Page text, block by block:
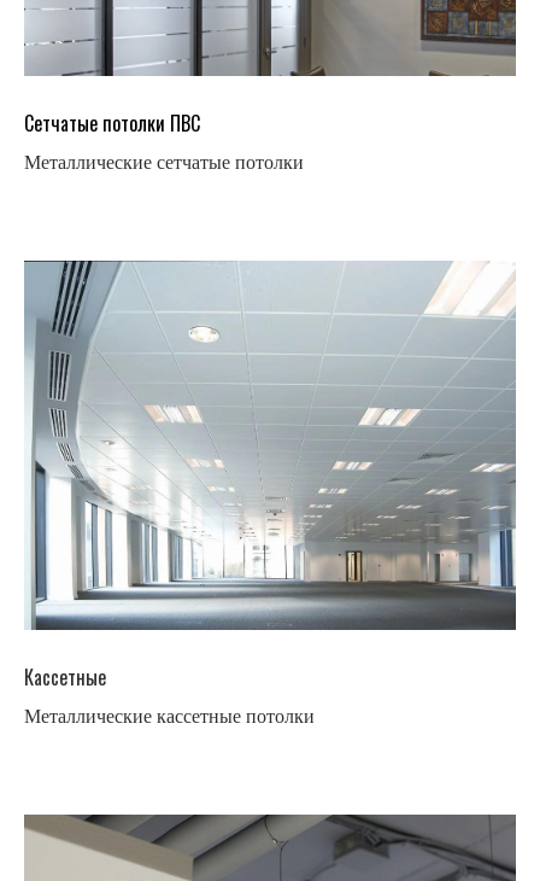
Сетчатые потолки ПВС
Металлические сетчатые потолки
Кассетные
Металлические кассетные потолки